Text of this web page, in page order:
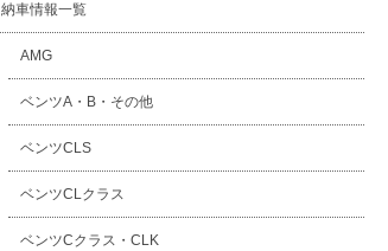
納車情報一覧
AMG
ベンツA・B・その他
ベンツCLS
ベンツCLクラス
ベンツCクラス・CLK